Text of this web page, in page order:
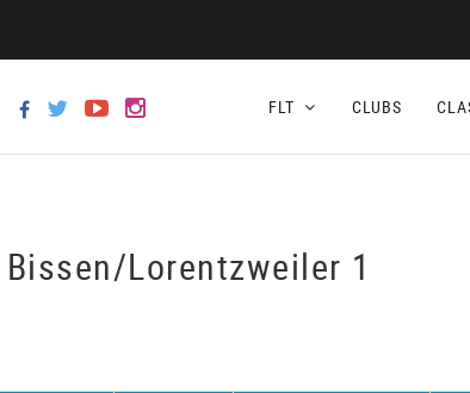
FLT CLUBS
Lorentzweiler 1